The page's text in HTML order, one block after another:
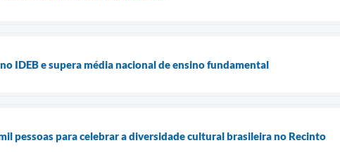
IDEB e supera média nacional de ensino fundamental
pessoas para celebrar a diversidade cultural brasileira no Recinto